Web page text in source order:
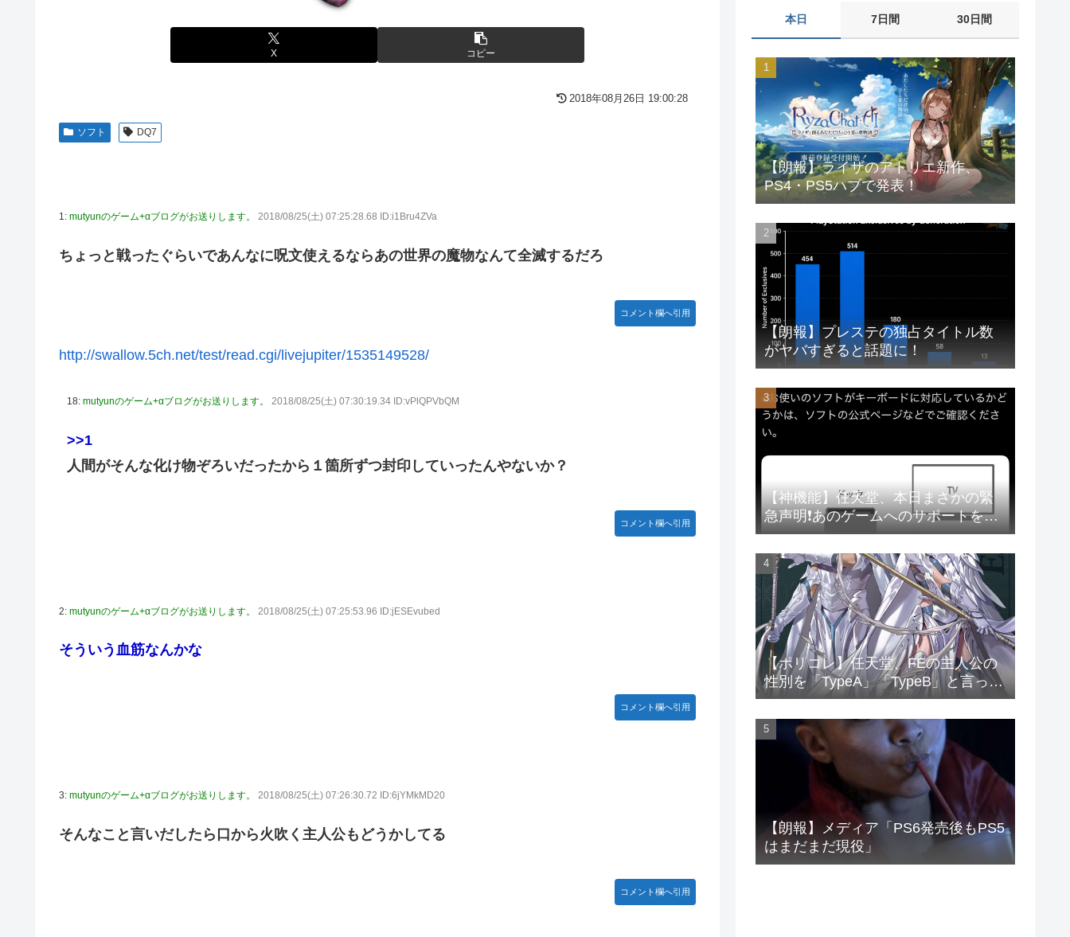
【朗報】 任天堂、microSD Expressを普及させてしまう…
お前らが思うバカゲーて何？
【画像】泉「セラス！開けてくれ！セラァス!!」【ラブライブ！蓮ノ空】
【ハロプロ】事務所「新曲は年1リリース、これで1年頑張って」 ← これ
【速報】BEYOOOOONDS、重大発表のお知らせ
【AIイラスト】フェラをしている女の子のAIエロ画像まとめ【アニメ調】 Part 3
X コピー
2018年08月26日 19:00:28
ソフト DQ7
1: mutyunのゲーム+αブログがお送りします。 2018/08/25(土) 07:25:28.68 ID:i1Bru4ZVa
ちょっと戦ったぐらいであんなに呪文使えるならあの世界の魔物なんて全滅するだろ
コメント欄へ引用
http://swallow.5ch.net/test/read.cgi/livejupiter/1535149528/
18: mutyunのゲーム+αブログがお送りします。 2018/08/25(土) 07:30:19.34 ID:vPlQPVbQM
>>1
人間がそんな化け物ぞろいだったから１箇所ずつ封印していったんやないか？
コメント欄へ引用
2: mutyunのゲーム+αブログがお送りします。 2018/08/25(土) 07:25:53.96 ID:jESEvubed
そういう血筋なんかな
コメント欄へ引用
3: mutyunのゲーム+αブログがお送りします。 2018/08/25(土) 07:26:30.72 ID:6jYMkMD20
そんなこと言いだしたら口から火吹く主人公もどうかしてる
コメント欄へ引用
本日 7日間 30日間
【朗報】ライザのアトリエ新作、
PS4・PS5ハブで発表！
【朗報】プレステの独占タイトル数
がヤバすぎると話題に！
【神機能】任天堂、本日まさかの緊
急声明❗あのゲームへのサポートを徹
底
【ポリコレ】任天堂、FEの主人公の
性別を「TypeA」「TypeB」と言って
しまう…
【朗報】メディア「PS6発売後もPS5
はまだまだ現役」